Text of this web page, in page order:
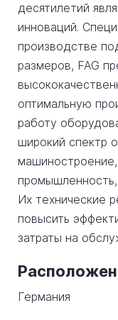
десятилетий
инноваций.
производстве
размеров, FAG
оптимальную
работу
широкий спектр
Их технические
повысить
затраты на
Германия